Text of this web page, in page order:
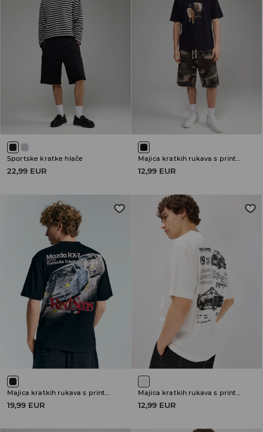
Sportske kratke hlače
22,99 EUR
Majica kratkih rukava s printom
12,99 EUR
Majica kratkih rukava s printom Initial D
19,99 EUR
Majica kratkih rukava s printom
12,99 EUR